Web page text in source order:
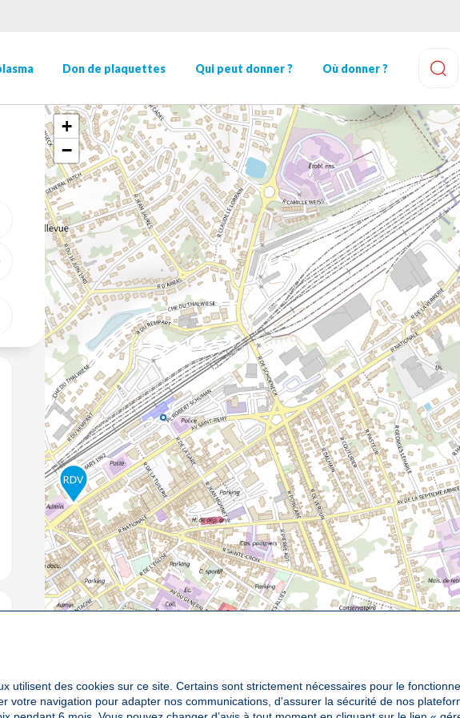
Don de plaquettes Qui peut donner ? Où donner ?
GÉOLOCALISER
aux favoris
+
−
utilisent des cookies sur ce site. Certains sont strictement nécessaires pour le
votre navigation pour adapter nos communications, d'assurer la sécurité de nos